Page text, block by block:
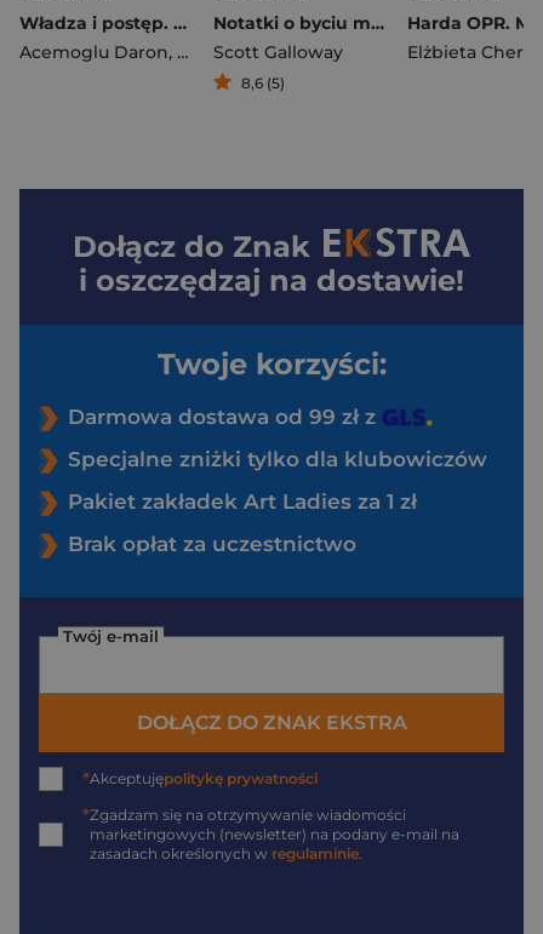
Władza i postęp. Tysiąc lat walki o technologię i dobrobyt
Acemoglu Daron, Simon Johnson
Notatki o byciu mężczyzną
Scott Galloway
8,6 (5)
Harda OPR.
Dołącz do Znak
i oszczędzaj na dostawie!
Twoje korzyści:
Darmowa dostawa od 99 zł z
Specjalne zniżki tylko dla klubowiczów
Pakiet zakładek Art Ladies za 1 zł
Brak opłat za uczestnictwo
Twój e-mail
DOŁĄCZ DO ZNAK EKSTRA
*Akceptujępolitykę prywatności
*Zgadzam się na otrzymywanie wiadomości
marketingowych (newsletter) na podany e-mail na
zasadach określonych w regulaminie